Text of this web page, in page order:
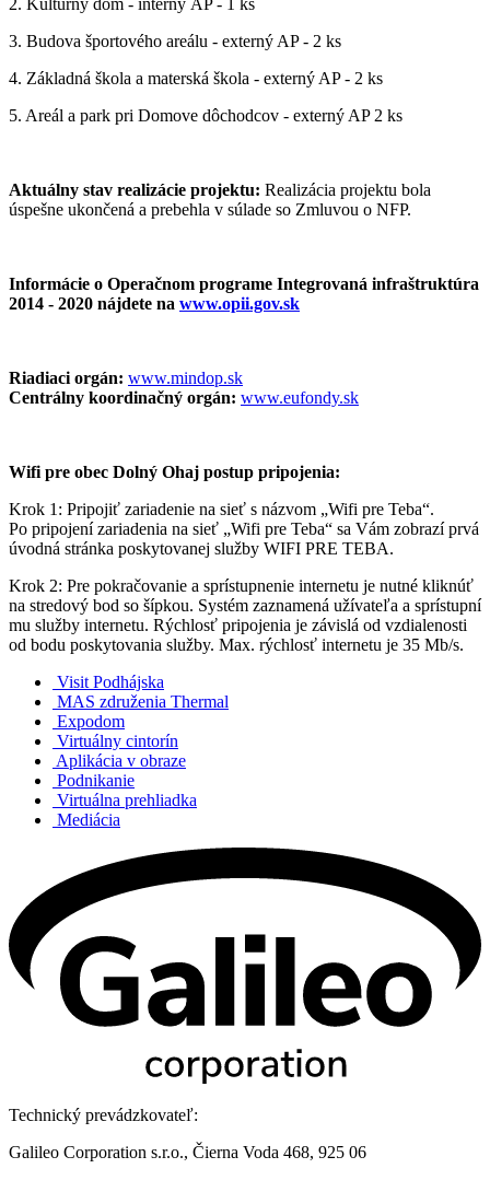
3. Budova športového areálu - externý AP - 2 ks
4. Základná škola a materská škola - externý AP - 2 ks
5. Areál a park pri Domove dôchodcov - externý AP 2 ks
Aktuálny stav realizácie projektu: Realizácia projektu bola
úspešne ukončená a prebehla v súlade so Zmluvou o NFP.
Informácie o Operačnom programe Integrovaná infraštruktúra
2014 - 2020 nájdete na www.opii.gov.sk
Riadiaci orgán: www.mindop.sk
Centrálny koordinačný orgán: www.eufondy.sk
Wifi pre obec Dolný Ohaj postup pripojenia:
Krok 1: Pripojiť zariadenie na sieť s názvom „Wifi pre Teba“.
Po pripojení zariadenia na sieť „Wifi pre Teba“ sa Vám zobrazí prvá
úvodná stránka poskytovanej služby WIFI PRE TEBA.
Krok 2: Pre pokračovanie a sprístupnenie internetu je nutné kliknúť
na stredový bod so šípkou. Systém zaznamená užívateľa a sprístupní
mu služby internetu. Rýchlosť pripojenia je závislá od vzdialenosti
od bodu poskytovania služby. Max. rýchlosť internetu je 35 Mb/s.
Visit Podhájska
MAS združenia Thermal
Expodom
Virtuálny cintorín
Aplikácia v obraze
Podnikanie
Virtuálna prehliadka
Mediácia
Technický prevádzkovateľ:
Galileo Corporation s.r.o., Čierna Voda 468, 925 06